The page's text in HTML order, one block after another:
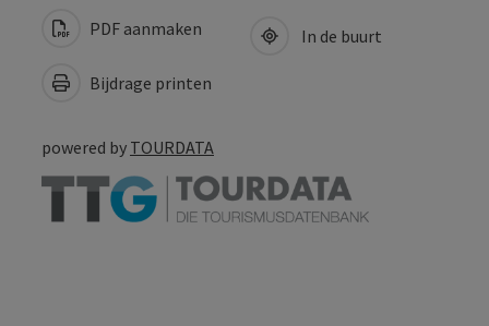
PDF aanmaken
Bijdrage printen
In de buurt
powered by TOURDATA